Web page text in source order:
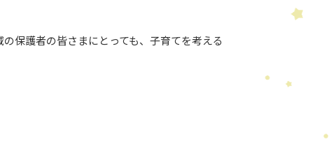
保護者の皆さまにとっても、子育てを考える